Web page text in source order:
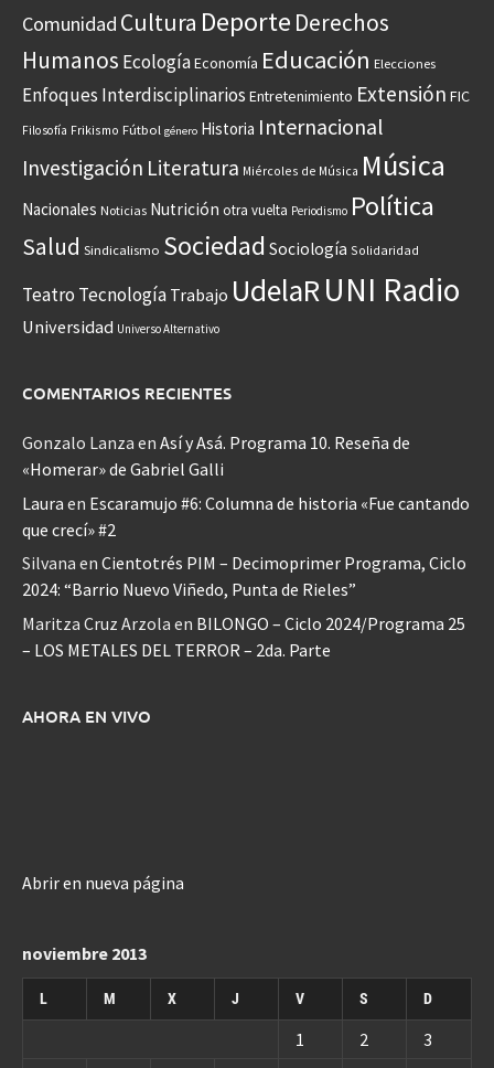
Comunidad Cultura Deporte Derechos
Humanos EcologíaEconomía Educación Elecciones
Enfoques Interdisciplinarios Entretenimiento Extensión FIC
Filosofía Frikismo Fútbol género Historia Internacional
Investigación Literatura Miércoles de Música Música
Nacionales Noticias Nutrición otra vuelta Periodismo Política
Salud Sindicalismo Sociedad Sociología Solidaridad
Teatro Tecnología Trabajo UdelaRUNI Radio
Universidad Universo Alternativo
COMENTARIOS RECIENTES
Gonzalo Lanza en Así y Asá. Programa 10. Reseña de
«Homerar» de Gabriel Galli
Laura en Escaramujo #6: Columna de historia «Fue cantando
que crecí» #2
Silvana en Cientotrés PIM – Decimoprimer Programa, Ciclo
2024: “Barrio Nuevo Viñedo, Punta de Rieles”
Maritza Cruz Arzola en BILONGO – Ciclo 2024/Programa 25
– LOS METALES DEL TERROR – 2da. Parte
AHORA EN VIVO
Abrir en nueva página
noviembre 2013
L M X J V S D
1 2
3